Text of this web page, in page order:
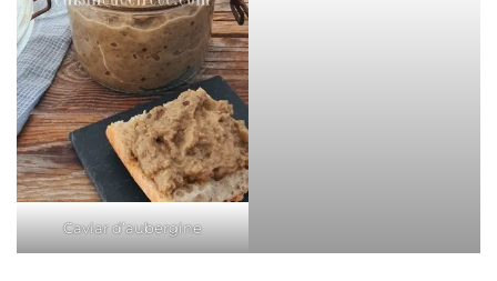
Caviar d’aubergine